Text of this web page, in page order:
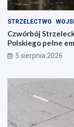
STRZELECTWO
Czwórbój
Polskiego pełne
5 sierpnia 2026